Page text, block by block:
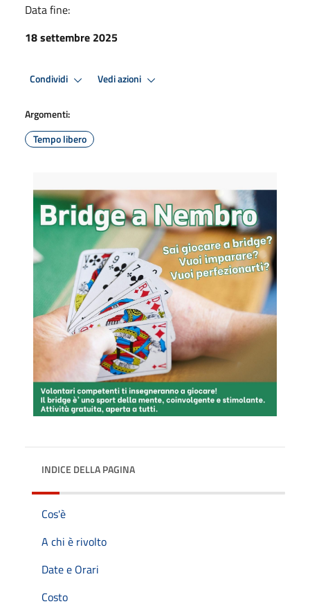
Data fine:
18 settembre 2025
Condividi Vedi azioni
Argomenti:
Tempo libero
INDICE DELLA PAGINA
Cos'è
A chi è rivolto
Date e Orari
Costo